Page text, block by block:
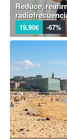
Reduce,
19,90€ -67%